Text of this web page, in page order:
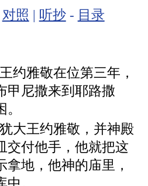
对照 | 听抄- 目录
约雅敬在位第三年，
甲尼撒来到耶路撒
大王约雅敬，并神殿
交付他手，他就把这
拿地，他神的庙里，
。